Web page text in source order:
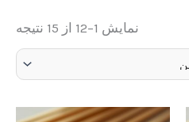
نمایش 1–12 از 15 نتیجه